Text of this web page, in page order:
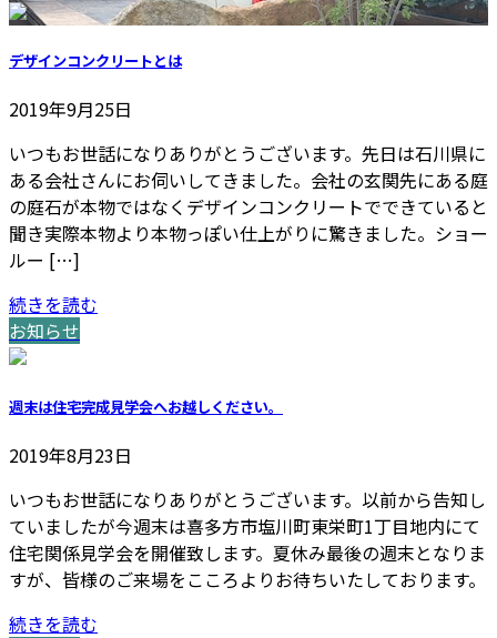
デザインコンクリートとは
2019年9月25日
いつもお世話になりありがとうございます。先日は石川県に
ある会社さんにお伺いしてきました。会社の玄関先にある庭
の庭石が本物ではなくデザインコンクリートでできていると
聞き実際本物より本物っぽい仕上がりに驚きました。ショー
ルー […]
続きを読む
お知らせ
週末は住宅完成見学会へお越しください。
2019年8月23日
いつもお世話になりありがとうございます。以前から告知し
ていましたが今週末は喜多方市塩川町東栄町1丁目地内にて
住宅関係見学会を開催致します。夏休み最後の週末となりま
すが、皆様のご来場をこころよりお待ちいたしております。
続きを読む